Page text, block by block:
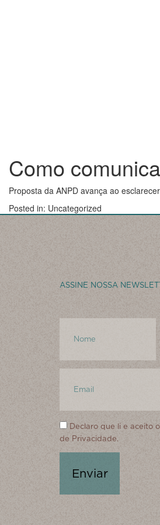
Como
Proposta da ANPD avança ao
Posted in: Uncategorized
ASSINE NOSSA
Declaro que li e aceito
de Privacidade.
Enviar